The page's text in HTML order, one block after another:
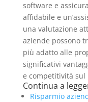
software e
affidabile e
una valutazione
aziende possono
più adatto alle
significativi
e competitività sul
Continua a
Risparmio